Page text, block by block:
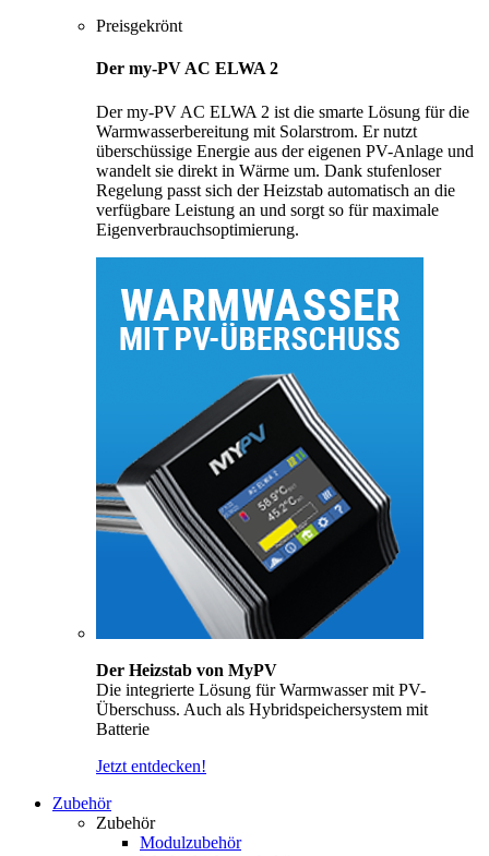
Preisgekrönt
Der my-PV AC ELWA 2
Der my-PV AC ELWA 2 ist die smarte Lösung für die
Warmwasserbereitung mit Solarstrom. Er nutzt
überschüssige Energie aus der eigenen PV-Anlage und
wandelt sie direkt in Wärme um. Dank stufenloser
Regelung passt sich der Heizstab automatisch an die
verfügbare Leistung an und sorgt so für maximale
Eigenverbrauchsoptimierung.
Der Heizstab von MyPV
Die integrierte Lösung für Warmwasser mit PV-
Überschuss. Auch als Hybridspeichersystem mit
Batterie
Jetzt entdecken!
Zubehör
Zubehör
Modulzubehör